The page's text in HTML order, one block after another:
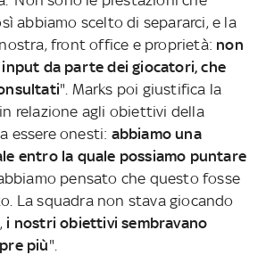
abbiamo scelto di separarci, e la
front office e proprietà: non
da parte dei giocatori, che
". Marks poi giustifica la
relazione agli obiettivi della
essere onesti: abbiamo una
entro la quale possiamo puntare
pensato che questo fosse
La squadra non stava giocando
i nostri obiettivi sembravano
più".